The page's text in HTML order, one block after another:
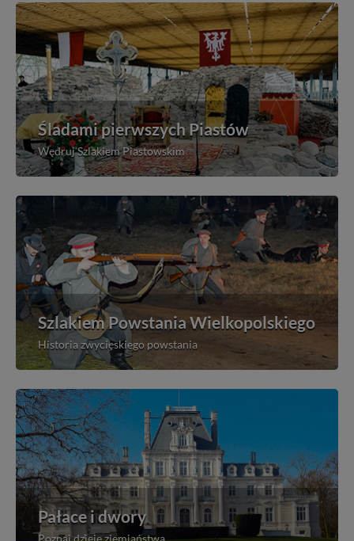
Śladami pierwszych Piastów
Wędruj Szlakiem Piastowskim
Szlakiem Powstania Wielkopolskiego
Historia zwycięskiego powstania
Pałace i dwory
Poznaj dzieje ziemiaństwa